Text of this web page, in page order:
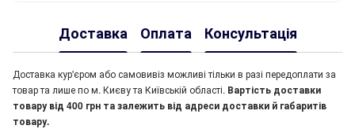
Доставка Оплата Консультація
Доставка кур'єром або самовивіз можливі тільки в разі передоплати за
товар та лише по м. Києву та Київській області. Вартість доставки
товару від 400 грн та залежить від адреси доставки й габаритів
товару.